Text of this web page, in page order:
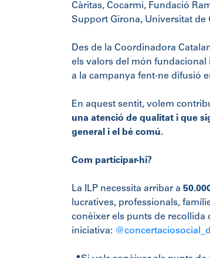
Càritas, Cocarmi, Fundació
Support Girona, Universitat de
Des de la Coordinadora
els valors del món fundacional
a la campanya fent-ne difusió
En aquest sentit, volem
una atenció de qualitat i que
general i el bé comú.
Com participar-hi?
La ILP necessita arribar a
lucratives, professionals,
conèixer els punts de recollida
iniciativa: